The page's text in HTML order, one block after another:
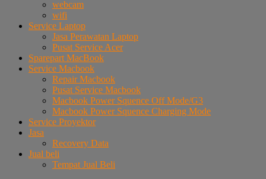
webcam
wifi
Service Laptop
Jasa Perawatan Laptop
Pusat Service Acer
Sparepart MacBook
Service Macbook
Repair Macbook
Pusat Service Macbook
Macbook Power Squence Off Mode/G3
Macbook Power Squence Charging Mode
Service Proyektor
Jasa
Recovery Data
Jual beli
Tempat Jual Beli